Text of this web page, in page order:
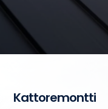
Kattoremontti